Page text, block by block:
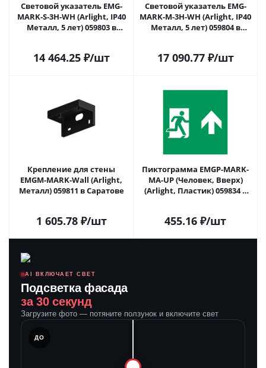
Световой указатель EMG-
MARK-S-3H-WH (Arlight, IP40
Металл, 5 лет) 059803 в
14 464.25₽/шт
Световой указатель EMG-
MARK-M-3H-WH (Arlight, IP40
Металл, 5 лет) 059804 в
17 090.77₽/шт
Крепление для стены
EMGM-MARK-Wall (Arlight,
Металл) 059811 в Саратове
1 605.78₽/шт
Пиктограмма EMGP-MARK-
MA-UP (Человек, Вверх)
(Arlight, Пластик) 059834 в
455.16 ₽/шт
AI ВКЛЮЧАЕТ СВЕТ
Подсветка фасада
за 30 секунд
Загрузите фото — потяните ползунок и включите свет
ДО